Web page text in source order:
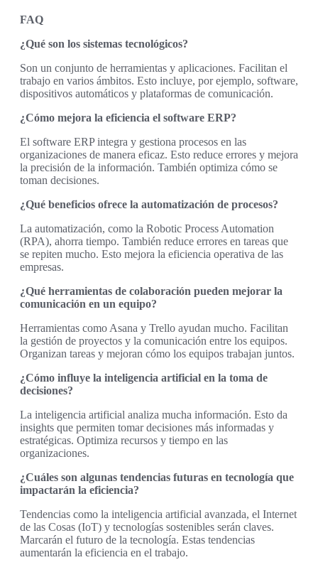
FAQ
¿Qué son los sistemas tecnológicos?
Son un conjunto de herramientas y aplicaciones. Facilitan el
trabajo en varios ámbitos. Esto incluye, por ejemplo, software,
dispositivos automáticos y plataformas de comunicación.
¿Cómo mejora la eficiencia el software ERP?
El software ERP integra y gestiona procesos en las
organizaciones de manera eficaz. Esto reduce errores y mejora
la precisión de la información. También optimiza cómo se
toman decisiones.
¿Qué beneficios ofrece la automatización de procesos?
La automatización, como la Robotic Process Automation
(RPA), ahorra tiempo. También reduce errores en tareas que
se repiten mucho. Esto mejora la eficiencia operativa de las
empresas.
¿Qué herramientas de colaboración pueden mejorar la
comunicación en un equipo?
Herramientas como Asana y Trello ayudan mucho. Facilitan
la gestión de proyectos y la comunicación entre los equipos.
Organizan tareas y mejoran cómo los equipos trabajan juntos.
¿Cómo influye la inteligencia artificial en la toma de
decisiones?
La inteligencia artificial analiza mucha información. Esto da
insights que permiten tomar decisiones más informadas y
estratégicas. Optimiza recursos y tiempo en las
organizaciones.
¿Cuáles son algunas tendencias futuras en tecnología que
impactarán la eficiencia?
Tendencias como la inteligencia artificial avanzada, el Internet
de las Cosas (IoT) y tecnologías sostenibles serán claves.
Marcarán el futuro de la tecnología. Estas tendencias
aumentarán la eficiencia en el trabajo.